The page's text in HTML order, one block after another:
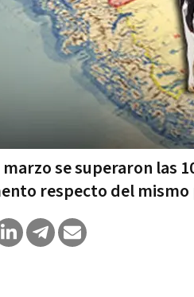
se superaron las
respecto del mismo